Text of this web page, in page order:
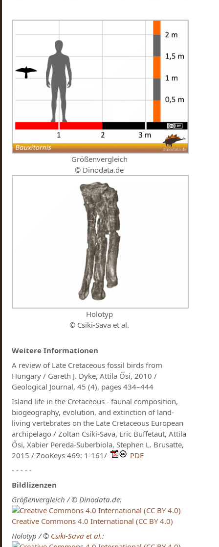
Größenvergleich
© Dinodata.de
Holotyp
© Csiki-Sava et al.
Weitere Informationen
A review of Late Cretaceous fossil birds from
Hungary / Gareth J. Dyke, Attila Ősi, 2010 /
Geological Journal, 45 (4), pages 434–444
Island life in the Cretaceous - faunal composition,
biogeography, evolution, and extinction of land-
living vertebrates on the Late Cretaceous European
archipelago / Zoltan Csiki-Sava, Eric Buffetaut, Attila
Ősi, Xabier Pereda-Suberbiola, Stephen L. Brusatte,
2015 / ZooKeys 469: 1-161/
PDF
- - - - -
Bildlizenzen
Größenvergleich / © Dinodata.de:
Creative Commons 4.0 International (CC BY 4.0)
Holotyp / © Csiki-Sava et al.: